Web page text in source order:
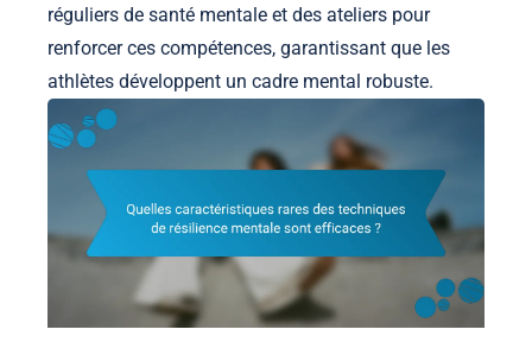
réguliers de santé mentale et des ateliers pour
renforcer ces compétences, garantissant que les
athlètes développent un cadre mental robuste.